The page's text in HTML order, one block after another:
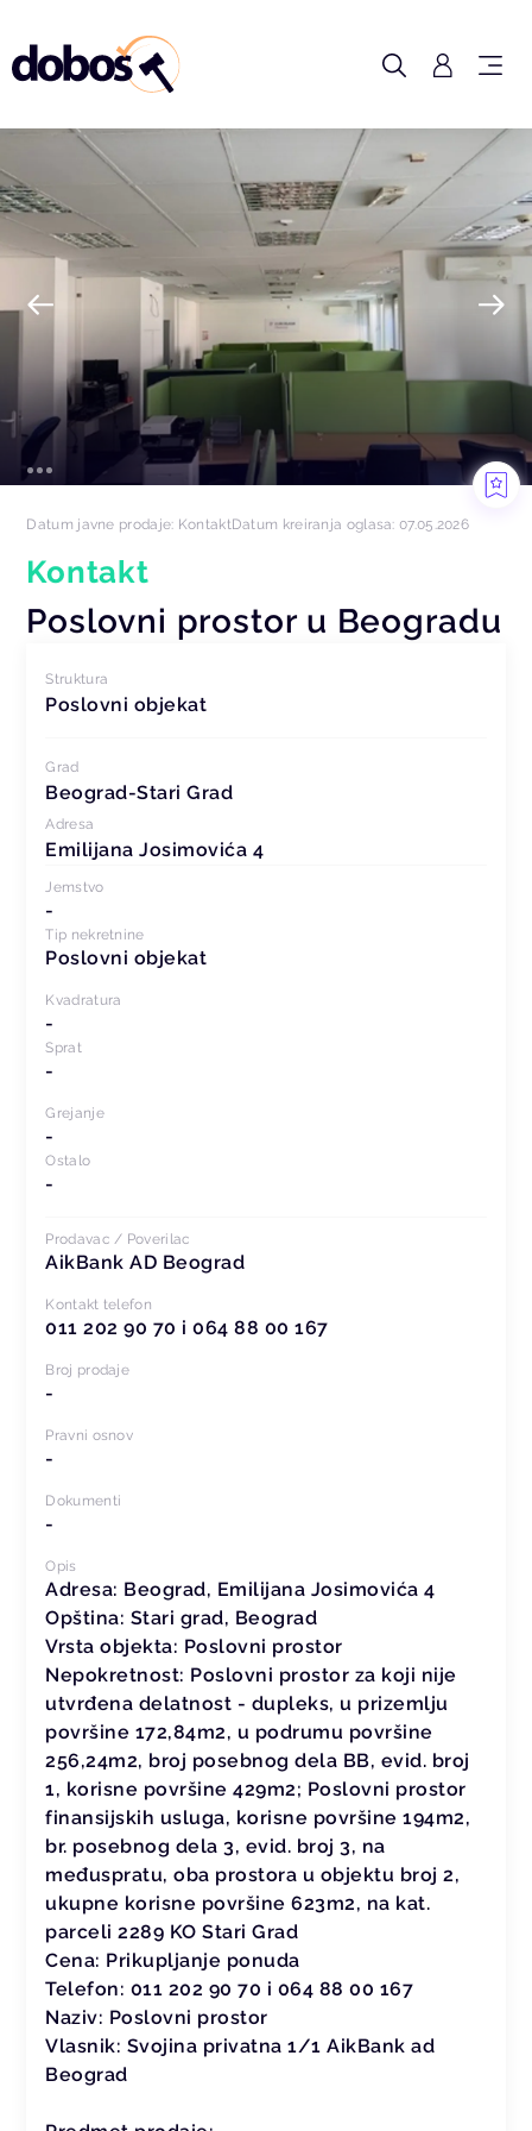
Datum javne prodaje: KontaktDatum kreiranja oglasa: 07.05.2026
Kontakt
Poslovni prostor u Beogradu
Struktura
Poslovni objekat
Grad
Beograd-Stari Grad
Adresa
Emilijana Josimovića 4
Jemstvo
-
Tip nekretnine
Poslovni objekat
Kvadratura
-
Sprat
-
Grejanje
-
Ostalo
-
Prodavac / Poverilac
AikBank AD Beograd
Kontakt telefon
011 202 90 70 i 064 88 00 167
Broj prodaje
-
Pravni osnov
-
Dokumenti
-
Opis
Adresa: Beograd, Emilijana Josimovića 4
Opština: Stari grad, Beograd
Vrsta objekta: Poslovni prostor
Nepokretnost: Poslovni prostor za koji nije
utvrđena delatnost - dupleks, u prizemlju
površine 172,84m2, u podrumu površine
256,24m2, broj posebnog dela BB, evid. broj
1, korisne površine 429m2; Poslovni prostor
finansijskih usluga, korisne površine 194m2,
br. posebnog dela 3, evid. broj 3, na
međuspratu, oba prostora u objektu broj 2,
ukupne korisne površine 623m2, na kat.
parceli 2289 KO Stari Grad
Cena: Prikupljanje ponuda
Telefon: 011 202 90 70 i 064 88 00 167
Naziv: Poslovni prostor
Vlasnik: Svojina privatna 1/1 AikBank ad
Beograd